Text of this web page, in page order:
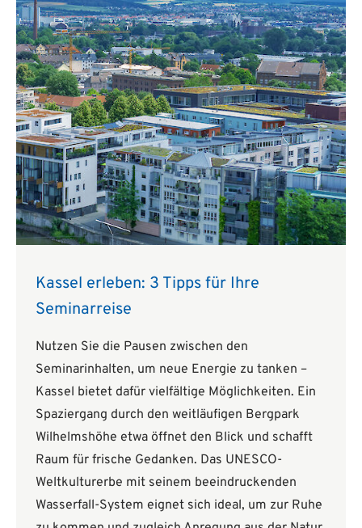
Kassel erleben: 3 Tipps für Ihre
Seminarreise
Nutzen Sie die Pausen zwischen den
Seminarinhalten, um neue Energie zu tanken –
Kassel bietet dafür vielfältige Möglichkeiten. Ein
Spaziergang durch den weitläufigen Bergpark
Wilhelmshöhe etwa öffnet den Blick und schafft
Raum für frische Gedanken. Das UNESCO-
Weltkulturerbe mit seinem beeindruckenden
Wasserfall-System eignet sich ideal, um zur Ruhe